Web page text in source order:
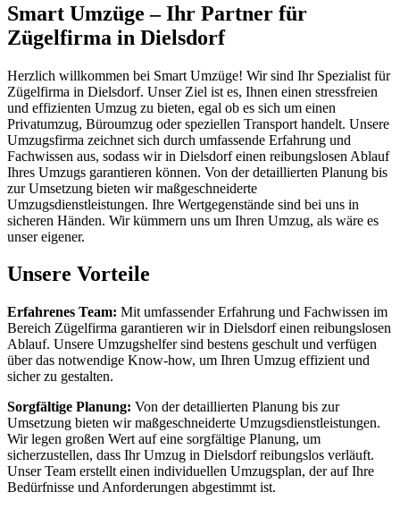
Smart Umzüge – Ihr Partner für
Zügelfirma in Dielsdorf
Herzlich willkommen bei Smart Umzüge! Wir sind Ihr Spezialist für
Zügelfirma in Dielsdorf. Unser Ziel ist es, Ihnen einen stressfreien
und effizienten Umzug zu bieten, egal ob es sich um einen
Privatumzug, Büroumzug oder speziellen Transport handelt. Unsere
Umzugsfirma zeichnet sich durch umfassende Erfahrung und
Fachwissen aus, sodass wir in Dielsdorf einen reibungslosen Ablauf
Ihres Umzugs garantieren können. Von der detaillierten Planung bis
zur Umsetzung bieten wir maßgeschneiderte
Umzugsdienstleistungen. Ihre Wertgegenstände sind bei uns in
sicheren Händen. Wir kümmern uns um Ihren Umzug, als wäre es
unser eigener.
Unsere Vorteile
Erfahrenes Team: Mit umfassender Erfahrung und Fachwissen im
Bereich Zügelfirma garantieren wir in Dielsdorf einen reibungslosen
Ablauf. Unsere Umzugshelfer sind bestens geschult und verfügen
über das notwendige Know-how, um Ihren Umzug effizient und
sicher zu gestalten.
Sorgfältige Planung: Von der detaillierten Planung bis zur
Umsetzung bieten wir maßgeschneiderte Umzugsdienstleistungen.
Wir legen großen Wert auf eine sorgfältige Planung, um
sicherzustellen, dass Ihr Umzug in Dielsdorf reibungslos verläuft.
Unser Team erstellt einen individuellen Umzugsplan, der auf Ihre
Bedürfnisse und Anforderungen abgestimmt ist.